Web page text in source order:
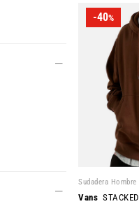
-40%
Sudadera Hombre
Vans STACKED